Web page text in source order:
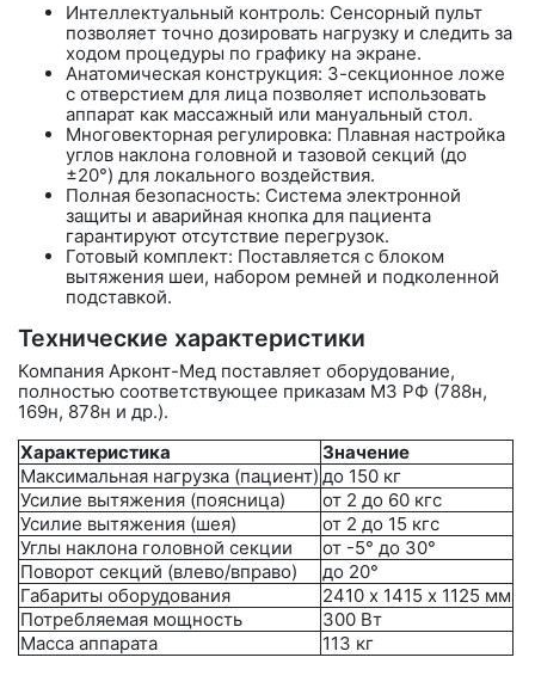
Интеллектуальный контроль: Сенсорный пульт
позволяет точно дозировать нагрузку и следить за
ходом процедуры по графику на экране.
Анатомическая конструкция: 3-секционное ложе
с отверстием для лица позволяет использовать
аппарат как массажный или мануальный стол.
Многовекторная регулировка: Плавная настройка
углов наклона головной и тазовой секций (до
±20°) для локального воздействия.
Полная безопасность: Система электронной
защиты и аварийная кнопка для пациента
гарантируют отсутствие перегрузок.
Готовый комплект: Поставляется с блоком
вытяжения шеи, набором ремней и подколенной
подставкой.
Технические характеристики
Компания Арконт-Мед поставляет оборудование,
полностью соответствующее приказам МЗ РФ (788н,
169н, 878н и др.).
Характеристика
Значение
Максимальная нагрузка (пациент) до 150 кг
Усилие вытяжения (поясница)
от 2 до 60 кгс
Усилие вытяжения (шея)
от 2 до 15 кгс
Углы наклона головной секции
от -5° до 30°
Поворот секций (влево/вправо)
до 20°
Габариты оборудования
2410 х 1415 х 1125 мм
Потребляемая мощность
300 Вт
Масса аппарата
113 кг